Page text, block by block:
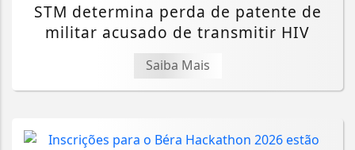
STM determina perda de patente de
militar acusado de transmitir HIV
Saiba Mais